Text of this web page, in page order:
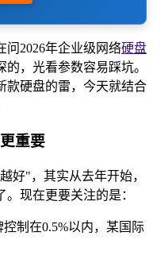
问2026年企业级网络硬盘
，光看参数容易踩坑。
款硬盘的雷，今天就结合
重要
好"，其实从去年开始，
。现在更要关注的是：
控制在0.5%以内，某国际